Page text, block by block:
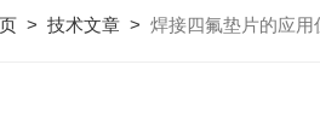
> 技术文章> 焊接四氟垫片的应